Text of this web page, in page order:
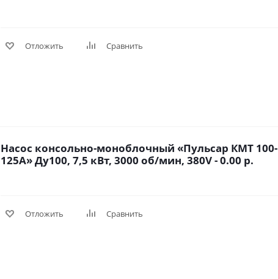
Отложить Сравнить
Насос консольно-моноблочный «Пульсар КМТ 100-
125А» Ду100, 7,5 кВт, 3000 об/мин, 380V - 0.00 р.
Отложить Сравнить